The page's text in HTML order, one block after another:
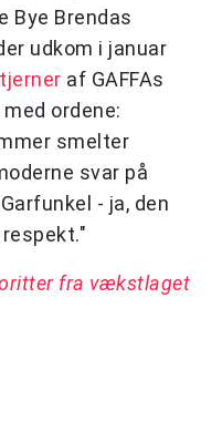
Bye Brendas
udkom i januar
af GAFFAs
ordene:
smelter
svar på
- ja, den
fra vækstlaget